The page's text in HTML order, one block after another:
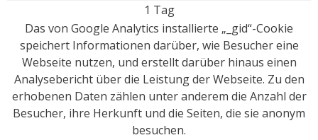
1 Tag
Das von Google Analytics installierte „_gid“-Cookie
speichert Informationen darüber, wie Besucher eine
Webseite nutzen, und erstellt darüber hinaus einen
Analysebericht über die Leistung der Webseite. Zu den
erhobenen Daten zählen unter anderem die Anzahl der
Besucher, ihre Herkunft und die Seiten, die sie anonym
besuchen.